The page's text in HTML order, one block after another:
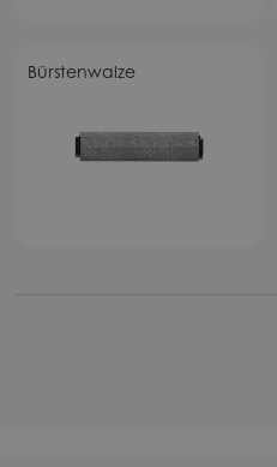
Bürstenwalze